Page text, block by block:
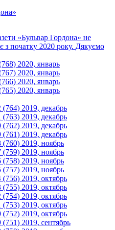
«Бульвар Гордона» не
з початку 2020 року. Дякуємо
2020, январь
2020, январь
2020, январь
2020, январь
2019, декабрь
2019, декабрь
2019, декабрь
2019, декабрь
2019, ноябрь
2019, ноябрь
2019, ноябрь
2019, ноябрь
2019, октябрь
2019, октябрь
2019, октябрь
2019, октябрь
2019, октябрь
2019, сентябрь